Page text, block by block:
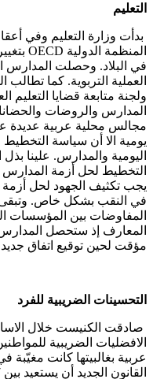
التعليم
بدأت وزارة التعليم وفي
المنظمة الدولية OECD
في البلاد. وحصلت المدارس
العملية التربوية. كما
ولجنة متابعة قضايا التعليم
المدارس والروضات
مجالس محلية عربية عديدة
يومية الا أن سياسة التخطيط
اليومية والمدارس. علينا
التخطيط لحل أزمة المدارس
يجب تكثيف الجهود لحل أزمة
في النقب بشكل خاص. وتبقى
المفاوضات بين المؤسسات
مؤقت لحين توقيع اتفاق جديد
التحسينات الضريبية للفرد
صادقت الكنيست خلال
عربية بغالبيتها كانت